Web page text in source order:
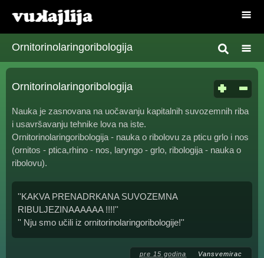
Ornitorinolaringoribologija
Ornitorinolaringoribologija
Nauka je zasnovana na uočavanju kapitalnih suvozemnih riba
i usavršavanju tehnike lova na iste.
Ornitorinolaringoribologija - nauka o ribolovu za pticu grlo i nos
(ornitos - ptica,rhino - nos, laryngo - grlo, ribologija - nauka o
ribolovu).
''KAKVA PRENADRKANA SUVOZEMNA
RIBULJEZINAAAAAA !!!!''
'' Nju smo učili iz ornitorinolaringoribologije!''
pre 15 godina Vansvemirac